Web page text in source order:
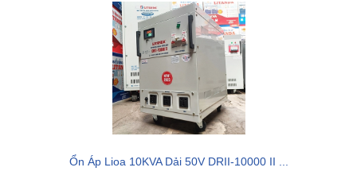
Ổn Áp Lioa 10KVA Dải 50V DRII-10000 II ...